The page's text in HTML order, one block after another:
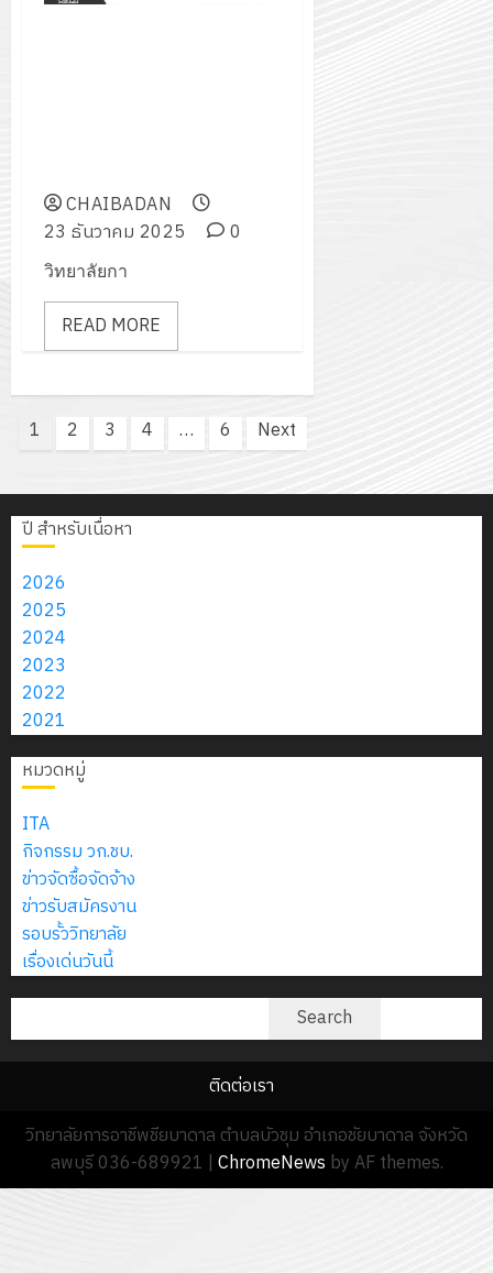
CHAIBADAN
23 ธันวาคม 2025
0
วิทยาลัยกา
READ MORE
Posts
pagination
1 2 3 4 … 6 Next
ปี สำหรับเนื่อหา
2026
2025
2024
2023
2022
2021
หมวดหมู่
ITA
กิจกรรม วก.ชบ.
ข่าวจัดซื้อจัดจ้าง
ข่าวรับสมัครงาน
รอบรั้ววิทยาลัย
เรื่องเด่นวันนี้
Search
ติดต่อเรา
วิทยาลัยการอาชีพชียบาดาล ตำบลบัวชุม อำเภอชัยบาดาล จังหวัด
ลพบุรี 036-689921 | ChromeNews by AF themes.